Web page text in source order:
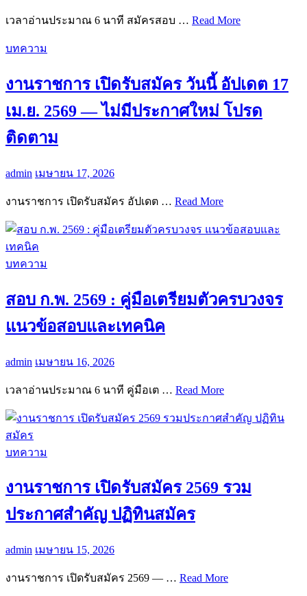
เวลาอ่านประมาณ 6 นาที สมัครสอบ … Read More
บทความ
งานราชการ เปิดรับสมัคร วันนี้ อัปเดต 17
เม.ย. 2569 — ไม่มีประกาศใหม่ โปรด
ติดตาม
admin เมษายน 17, 2026
งานราชการ เปิดรับสมัคร อัปเดต … Read More
บทความ
สอบ ก.พ. 2569 : คู่มือเตรียมตัวครบวงจร
แนวข้อสอบและเทคนิค
admin เมษายน 16, 2026
เวลาอ่านประมาณ 6 นาที คู่มือเต … Read More
บทความ
งานราชการ เปิดรับสมัคร 2569 รวม
ประกาศสำคัญ ปฏิทินสมัคร
admin เมษายน 15, 2026
งานราชการ เปิดรับสมัคร 2569 — … Read More